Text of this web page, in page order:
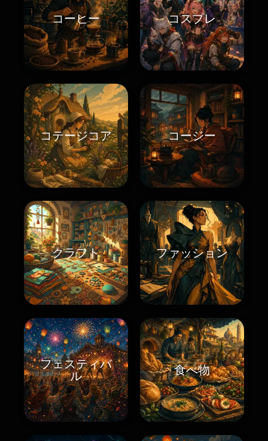
コーヒー コスプレ
コテージコア コージー
クラフト ファッション
フェスティバ
ル
食べ物